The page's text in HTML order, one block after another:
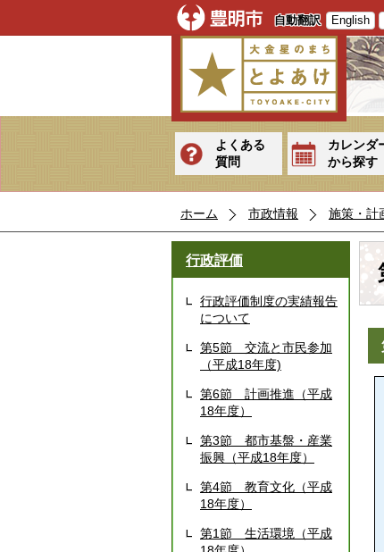
自動翻訳 English
よくある
質問
カレンダ
から探す
ホーム 市政情報 施策・計
行政評価
行政評価制度の実績報告
について
第5節 交流と市民参加
（平成18年度)
第6節 計画推進（平成
18年度）
第3節 都市基盤・産業
振興（平成18年度）
第4節 教育文化（平成
18年度）
第1節 生活環境（平成